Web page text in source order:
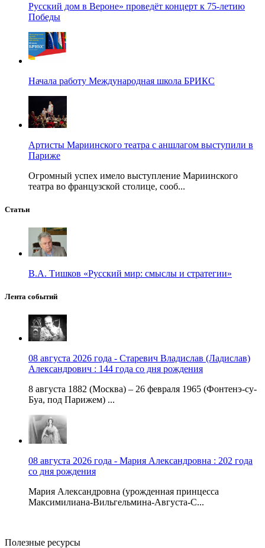
Русский дом в Вероне» проведёт концерт к 75-летию
Победы
Начала работу Международная школа БРИКС
Артисты Мариинского театра с аншлагом выступили в
Париже
Огромный успех имело выступление Мариинского
театра во французской столице, сооб...
Статьи
В.А. Тишков «Русский мир: смыслы и стратегии»
Лента событий
08 августа 2026 года - Старевич Владислав (Ладислав)
Александрович : 144 года со дня рождения
8 августа 1882 (Москва) – 26 февраля 1965 (Фонтенэ-су-
Буа, под Парижем) ...
08 августа 2026 года - Мария Александровна : 202 года
со дня рождения
Мария Александровна (урожденная принцесса
Максимилиана-Вильгельмина-Августа-С...
Полезные ресурсы